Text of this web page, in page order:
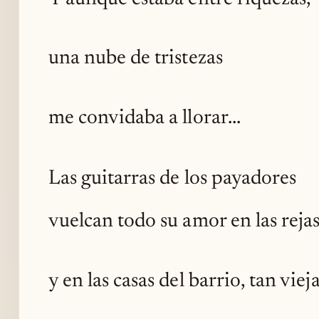
una nube de tristezas
me convidaba a llorar...
Las guitarras de los payadores
vuelcan todo su amor en las
y en las casas del barrio, tan